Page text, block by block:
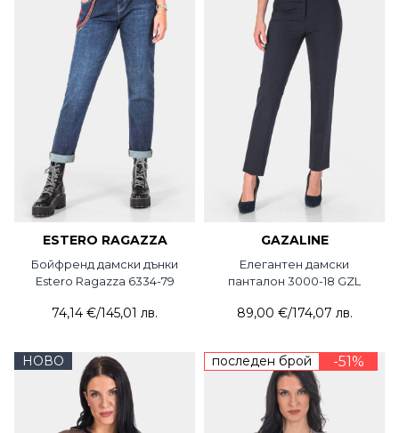
ESTERO RAGAZZA
Бойфренд дамски дънки
Estero Ragazza 6334-79
74,14 €/145,01 лв.
GAZALINE
Елегантен дамски
панталон 3000-18 GZL
89,00 €/174,07 лв.
НОВО последен брой -51%